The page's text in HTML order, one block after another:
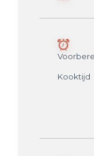
Kooktijd